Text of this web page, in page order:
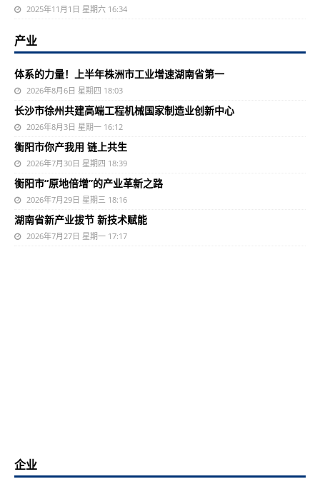
2025年11月1日 星期六 16:34
产业
体系的力量！上半年株洲市工业增速湖南省第一
2026年8月6日 星期四 18:03
长沙市徐州共建高端工程机械国家制造业创新中心
2026年8月3日 星期一 16:12
衡阳市你产我用 链上共生
2026年7月30日 星期四 18:39
衡阳市“原地倍增”的产业革新之路
2026年7月29日 星期三 18:16
湖南省新产业拔节 新技术赋能
2026年7月27日 星期一 17:17
企业